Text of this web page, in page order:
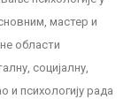
мастер и
области
социјалну,
и психологију рада